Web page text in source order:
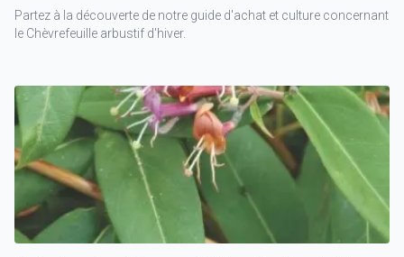
Partez à la découverte de notre guide d'achat et culture concernant
le Chèvrefeuille arbustif d'hiver.